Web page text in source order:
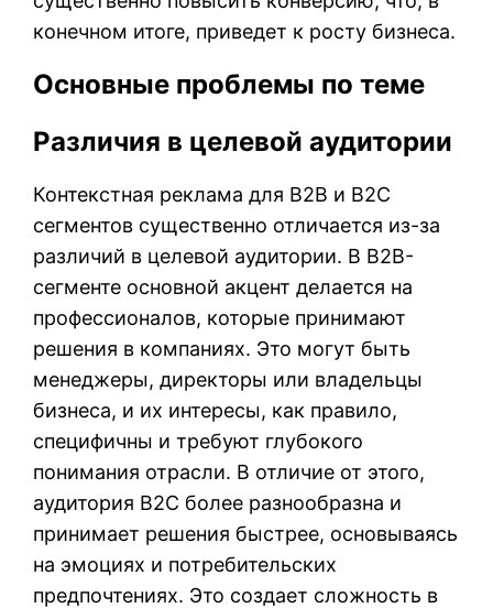
конечном итоге, приведет к росту бизнеса.
Основные проблемы по теме
Различия в целевой аудитории
Контекстная реклама для B2B и B2C
сегментов существенно отличается из-за
различий в целевой аудитории. В B2B-
сегменте основной акцент делается на
профессионалов, которые принимают
решения в компаниях. Это могут быть
менеджеры, директоры или владельцы
бизнеса, и их интересы, как правило,
специфичны и требуют глубокого
понимания отрасли. В отличие от этого,
аудитория B2C более разнообразна и
принимает решения быстрее, основываясь
на эмоциях и потребительских
предпочтениях. Это создает сложность в